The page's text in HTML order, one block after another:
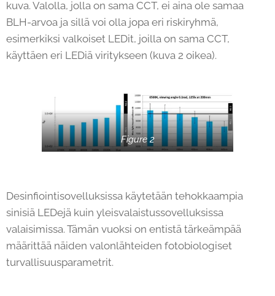
kuva. Valolla, jolla on sama CCT, ei aina ole samaa
BLH-arvoa ja sillä voi olla jopa eri riskiryhmä,
esimerkiksi valkoiset LEDit, joilla on sama CCT,
käyttäen eri LEDiä viritykseen (kuva 2 oikea).
Figure 2
Desinfiointisovelluksissa käytetään tehokkaampia
sinisiä LEDejä kuin yleisvalaistussovelluksissa
valaisimissa. Tämän vuoksi on entistä tärkeämpää
määrittää näiden valonlähteiden fotobiologiset
turvallisuusparametrit.